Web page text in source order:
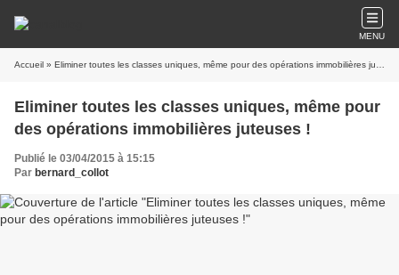
MENU
Accueil » Eliminer toutes les classes uniques, même pour des opérations immobilières juteuses !
Eliminer toutes les classes uniques, même pour
des opérations immobilières juteuses !
Publié le 03/04/2015 à 15:15
Par bernard_collot